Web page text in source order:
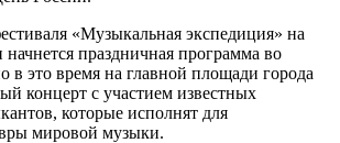
«Музыкальная экспедиция» на
праздничная программа во
это время на главной площади города
концерт с участием известных
которые исполнят для
мировой музыки.